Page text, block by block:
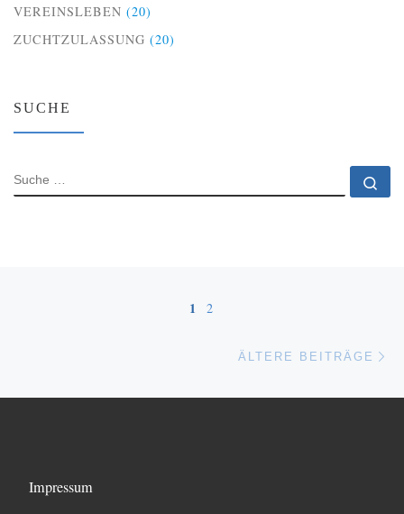
VEREINSLEBEN (20)
ZUCHTZULASSUNG (20)
SUCHE
SUCHE
Beitragsnavigation
1 2
ÄLTERE BEITRÄGE
Impressum